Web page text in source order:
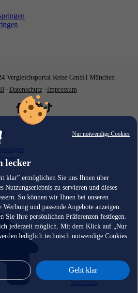
Nur notwendige Cookies
lecker
klar” ermöglichen Sie uns Ihnen über
Nutzungserlebnis zu servieren und dieses
So können wir Ihnen bei unseren
und passende Angebote anzeigen.
Sie Ihre persönlichen Präferenzen festlegen.
jederzeit möglich. Mit dem Klick auf „Nur
lediglich technisch notwendige Cookies
Geht klar
Vergleichsportal Reise GmbH München
Datenschutz Impressum
Startseite